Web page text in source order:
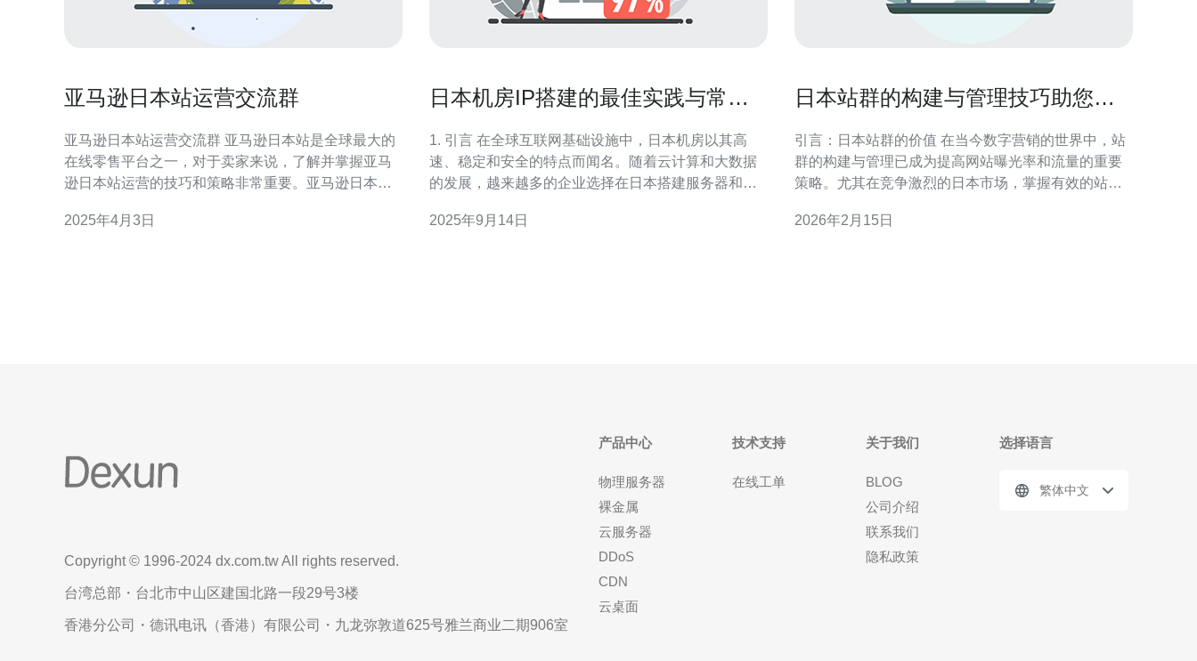
亚马逊日本站运营交流群
亚马逊日本站运营交流群 亚马逊日本站是全球最大的
在线零售平台之一，对于卖家来说，了解并掌握亚马
逊日本站运营的技巧和策略非常重要。亚马逊日本站
分享经验和知识，提供运营技巧和策略，进一步提高
2025年4月3日
日本机房IP搭建的最佳实践与常见
1. 引言 在全球互联网基础设施中，日本机房以其高
速、稳定和安全的特点而闻名。随着云计算和大数据
的发展，越来越多的企业选择在日本搭建服务器和
常见问题，帮助企业在日本进行高效的网络架构设
2025年9月14日
日本站群的构建与管理技巧助您轻
引言：日本站群的价值 在当今数字营销的世界中，站
群的构建与管理已成为提高网站曝光率和流量的重要
策略。尤其在竞争激烈的日本市场，掌握有效的站群
索引擎排名。本文将深入探讨日本站群的构建与管理
2026年2月15日
Copyright © 1996-2024 dx.com.tw All rights reserved.
台湾总部・台北市中山区建国北路一段29号3楼
香港分公司・德讯电讯（香港）有限公司・九龙弥敦道625号雅兰商业二期906室
产品中心
物理服务器
裸金属
云服务器
DDoS
CDN
云桌面
技术支持
在线工单
关于我们
BLOG
公司介绍
联系我们
隐私政策
选择语言
繁体中文